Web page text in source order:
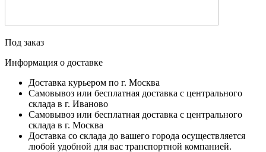
Под заказ
Информация о доставке
Доставка курьером по г. Москва
Самовывоз или бесплатная доставка с центрального
склада в г. Иваново
Самовывоз или бесплатная доставка с центрального
склада в г. Москва
Доставка со склада до вашего города осуществляется
любой удобной для вас транспортной компанией.